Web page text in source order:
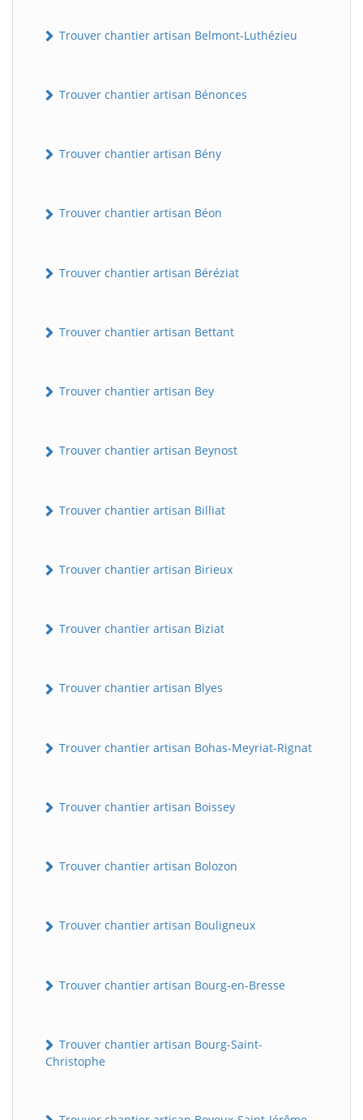
Trouver chantier artisan Belmont-Luthézieu
Trouver chantier artisan Bénonces
Trouver chantier artisan Bény
Trouver chantier artisan Béon
Trouver chantier artisan Béréziat
Trouver chantier artisan Bettant
Trouver chantier artisan Bey
Trouver chantier artisan Beynost
Trouver chantier artisan Billiat
Trouver chantier artisan Birieux
Trouver chantier artisan Biziat
Trouver chantier artisan Blyes
Trouver chantier artisan Bohas-Meyriat-Rignat
Trouver chantier artisan Boissey
Trouver chantier artisan Bolozon
Trouver chantier artisan Bouligneux
Trouver chantier artisan Bourg-en-Bresse
Trouver chantier artisan Bourg-Saint-
Christophe